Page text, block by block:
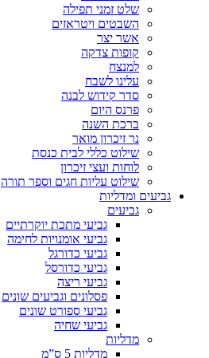
שלט זמני תפילה
השבטים ויטראזים
אשר יצר
קופות צדקה
למנצח
עלינו לשבח
סדר קידוש לבנה
פרנס היום
ברכת השנה
נר זיכרון מואר
שילוט כללי לבית כנסת
לוחות ועצי זיכרון
שילוט עליות חגים וספר תורה
גביעים ומדליות
גביעים
גביעי מתכת יוקרתיים
גביעי אומנויות לחימה
גביעי כדורגל
גביעי כדורסל
גביעי ריצה
פסלונים וגביעים שונים
גביעי ספורט שונים
גביעי שחיה
מדליות
מדליות 5 ס”מ